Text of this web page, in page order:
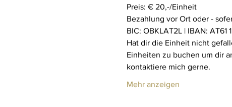
Preis: € 20,-/Einheit
Bezahlung vor Ort oder -
BIC: OBKLAT2L | IBAN:
Hat dir die Einheit nicht
Einheiten zu buchen um dir
kontaktiere mich gerne.
Mehr anzeigen